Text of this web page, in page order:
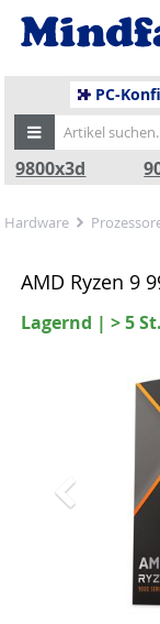
PC-
9800x3d
Hardware
AMD Ryzen 9
Lagernd | > 5 St.